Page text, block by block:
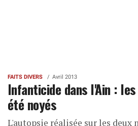
FAITS DIVERS Avril 2013
Infanticide dans l'Ain :
été noyés
L'autopsie réalisée sur les deux